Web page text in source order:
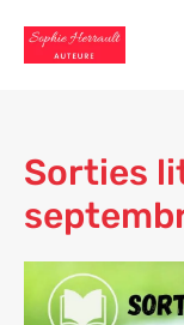
contenu
Sorties